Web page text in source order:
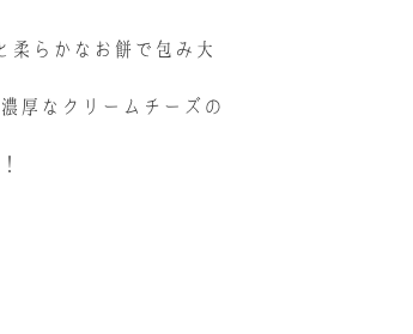
柔らかなお餅で包み大
厚なクリームチーズの